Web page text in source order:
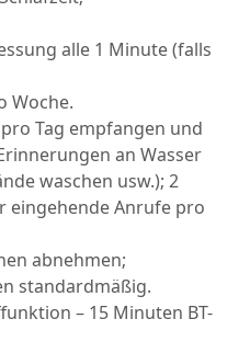
alle 1 Minute (falls
Woche.
Tag empfangen und
an Wasser
waschen usw.); 2
eingehende Anrufe pro
abnehmen;
standardmäßig.
– 15 Minuten BT-